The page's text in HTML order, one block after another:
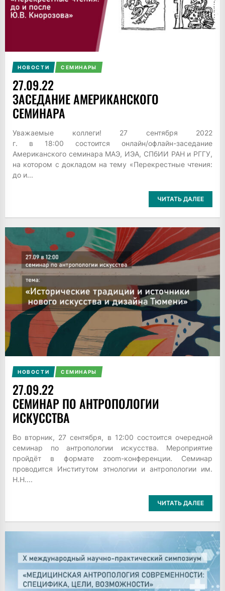
НОВОСТИ СЕМИНАРЫ
27.09.22
ЗАСЕДАНИЕ АМЕРИКАНСКОГО
СЕМИНАРА
Уважаемые коллеги! 27 сентября 2022
г. в 18:00 состоится онлайн/офлайн-заседание
Американского семинара МАЭ, ИЭА, СПбИИ РАН и РГГУ,
на котором с докладом на тему «Перекрестные чтения:
до и...
ЧИТАТЬ ДАЛЕЕ
НОВОСТИ СЕМИНАРЫ
27.09.22
СЕМИНАР ПО АНТРОПОЛОГИИ
ИСКУССТВА
Во вторник, 27 сентября, в 12:00 состоится очередной
семинар по антропологии искусства. Мероприятие
пройдёт в формате zoom-конференции. Семинар
проводится Институтом этнологии и антропологии им.
Н.Н....
ЧИТАТЬ ДАЛЕЕ